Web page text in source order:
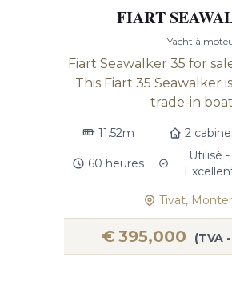
FIART
Yacht à
Fiart Seawalker 35 for
This Fiart 35 Seawalker
trade-in
11.52m 2
60 heures
Utilisé -
Tivat,
€395,000 (TVA